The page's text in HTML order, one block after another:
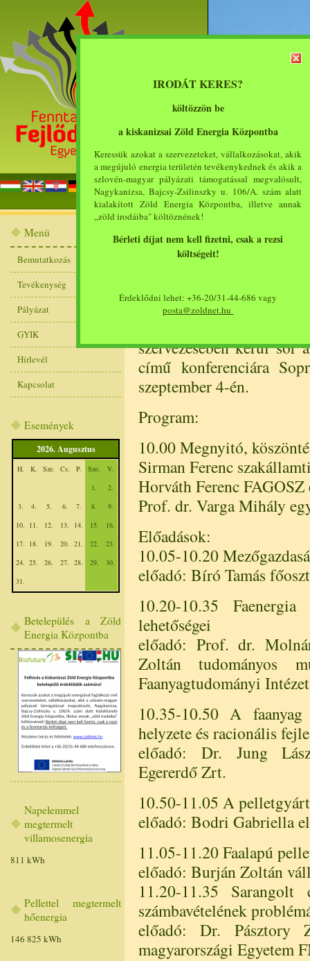
IRODÁT KERES?
költözzön be
a kiskanizsai Zöld Energia Központba
Keressük azokat a szervezeteket, vállalkozásokat, akik
a megújuló energia területén tevékenykednek és akik a
szlovén-magyar pályázati támogatással megvalósult,
Nagykanizsa, Bajcsy-Zsilinszky u. 106/A. szám alatt
kialakított Zöld Energia Központba, illetve annak
„zöld irodáiba" költöznének!
Bérleti díjat nem kell fizetni, csak a rezsi
költségeit!
Érdeklődni lehet: +36-20/31-44-686 vagy
posta@zoldnet.hu
főoldal
Menü
Bemutatkozás
Tevékenység
Pályázat
GYIK
Hírlevél
Kapcsolat
Események
2026. Augusztus
H. K. Sze. Cs. P. Szo.
V.
1.
2.
3.
4. 5. 6. 7. 8.
9.
10. 11. 12. 13. 14. 15.
16.
17. 18. 19. 20. 21. 22.
23.
24. 25. 26. 27. 28. 29.
30.
31.
Betelepülés a Zöld
Energia Központba
Napelemmel
megtermelt
villamosenergia
811 kWh
Pellettel megtermelt
hőenergia
146 825 kWh
2009.
energiaforrás
A Nyugat-
Gépészeti Intézete, a
szervezésében kerül
című konferenciára
szeptember 4-én.
Program:
10.00 Megnyitó,
Sirman Ferenc
Horváth Ferenc
Prof. dr. Varga Mihály
Előadások:
10.05-10.20
előadó: Bíró Tamás
10.20-10.35
lehetőségei
előadó: Prof. dr.
Zoltán tudományos
Faanyagtudományi Intézet
10.35-10.50 A faanyag
helyzete és racionális
előadó: Dr. Jung
Egererdő Zrt.
10.50-11.05 A
előadó: Bodri Gabriella
11.05-11.20 Faalapú
előadó: Burján Zoltán
11.20-11.35 Sarangolt
számbavételének
előadó: Dr. Pásztory
magyarországi Egyetem